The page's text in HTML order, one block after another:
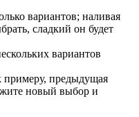
вариантов; наливая
сладкий он будет
вариантов
примеру, предыдущая
новый выбор и